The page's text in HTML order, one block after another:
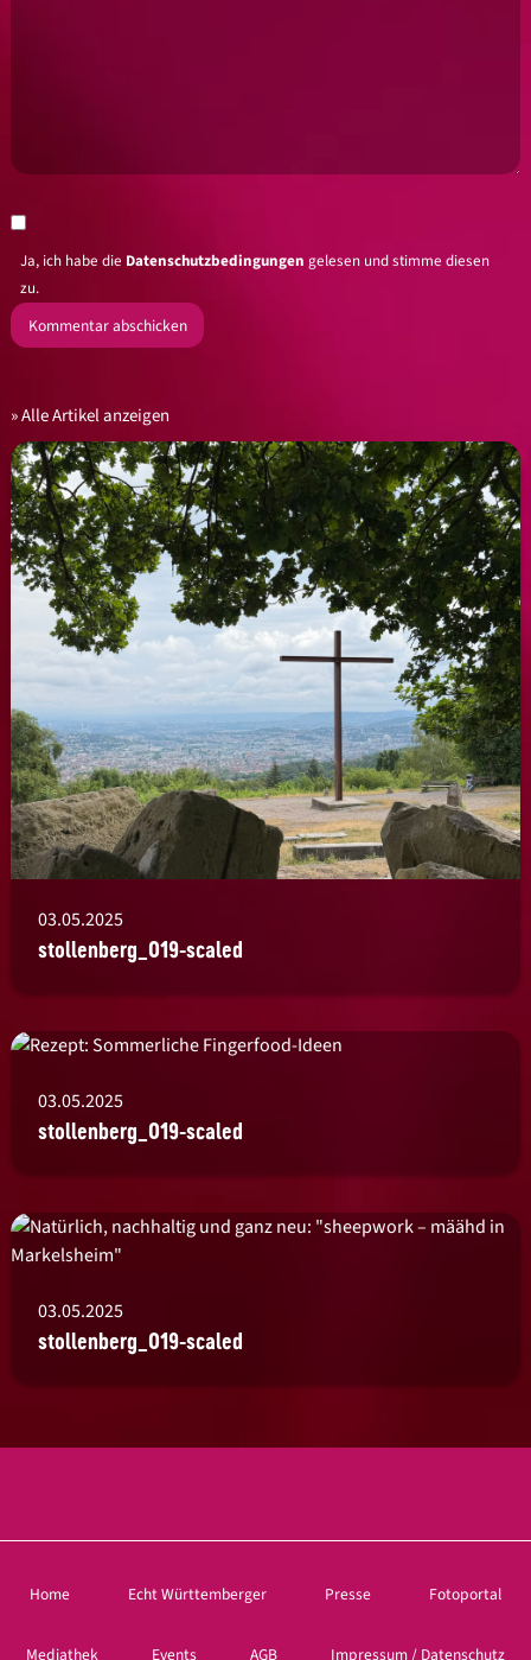
Ja, ich habe die Datenschutzbedingungen gelesen und stimme diesen
zu.
Alle Artikel anzeigen
03.05.2025
stollenberg_019-scaled
03.05.2025
stollenberg_019-scaled
03.05.2025
stollenberg_019-scaled
Home Echt Württemberger Presse Fotoportal
Mediathek Events AGB Impressum / Datenschutz